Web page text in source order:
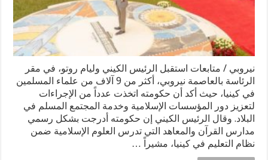
نيروبي / متابعات استقبل الرئيس الكيني وليام روتو، في مقر
الرئاسة بالعاصمة نيروبي، أكثر من 9 آلاف من علماء المسلمين
في كينيا، حيث أكد أن حكومته اتخذت عدداً من الإجراءات
لتعزيز دور المؤسسات الإسلامية وخدمة المجتمع المسلم في
البلاد. وقال الرئيس الكيني إن حكومته أدرجت بشكل رسمي
مدارس القرآن والمعاهد التي تدرس العلوم الإسلامية ضمن
نظام التعليم في كينيا، مشيراً …